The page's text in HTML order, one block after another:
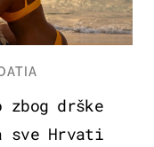
zbog drške
sve Hrvati